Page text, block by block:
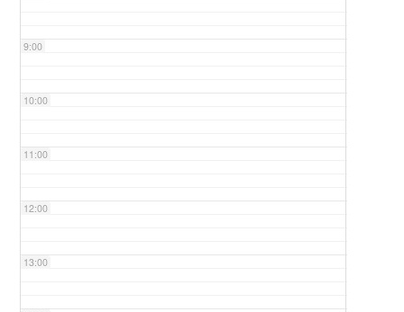
9:00
10:00
11:00
12:00
13:00